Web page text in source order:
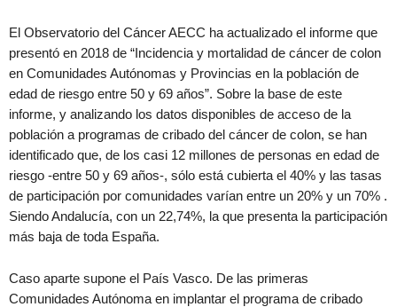
El Observatorio del Cáncer AECC ha actualizado el informe que
presentó en 2018 de “Incidencia y mortalidad de cáncer de colon
en Comunidades Autónomas y Provincias en la población de
edad de riesgo entre 50 y 69 años”. Sobre la base de este
informe, y analizando los datos disponibles de acceso de la
población a programas de cribado del cáncer de colon, se han
identificado que, de los casi 12 millones de personas en edad de
riesgo -entre 50 y 69 años-, sólo está cubierta el 40% y las tasas
de participación por comunidades varían entre un 20% y un 70% .
Siendo Andalucía, con un 22,74%, la que presenta la participación
más baja de toda España.
Caso aparte supone el País Vasco. De las primeras
Comunidades Autónoma en implantar el programa de cribado